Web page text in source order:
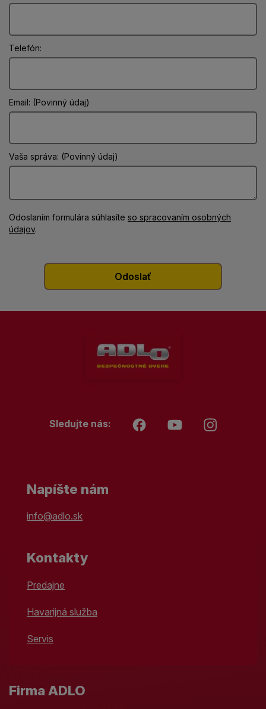
Telefón:
Email: (Povinný údaj)
Vaša správa: (Povinný údaj)
Odoslaním formulára súhlasíte so spracovaním osobných
údajov.
Sledujte nás:
Napíšte nám
info@adlo.sk
Kontakty
Predajne
Havarijná služba
Servis
Firma ADLO